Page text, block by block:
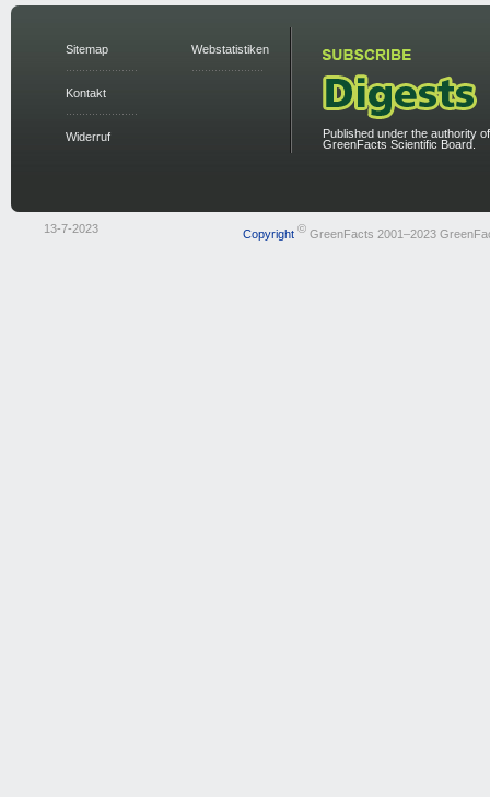
Sitemap
Kontakt
Widerruf
Webstatistiken
Published under the authority
GreenFacts Scientific Board.
13-7-2023 Copyright © GreenFacts 2001–2023